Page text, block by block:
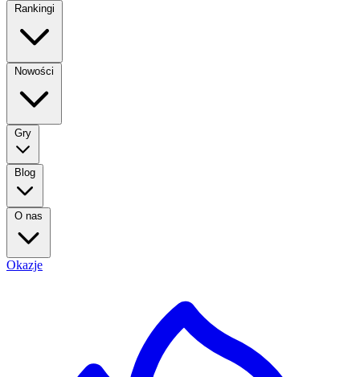
Rankingi
Nowości
Gry
Blog
O nas
Okazje